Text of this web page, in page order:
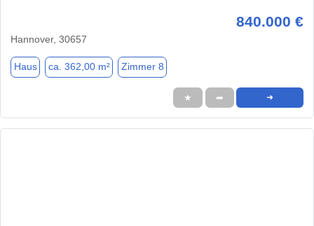
840.000 €
Hannover, 30657
Haus ca. 362,00 m² Zimmer 8
★ ➦ ➜